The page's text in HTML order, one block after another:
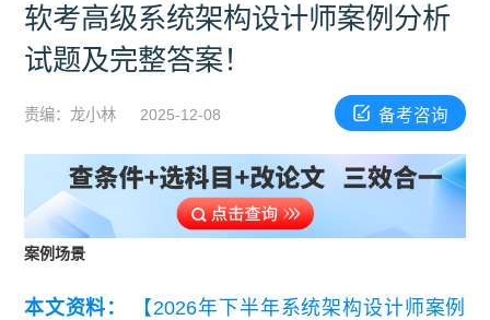
软考高级系统架构设计师案例分析
试题及完整答案！
责编：龙小林 2025-12-08 备考咨询
案例场景
本文资料：
【2026年下半年系统架构设计师案例